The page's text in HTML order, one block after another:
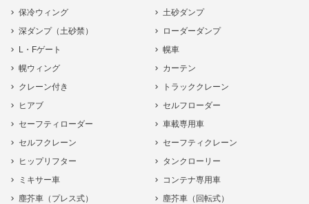
保冷ウィング
土砂ダンプ
深ダンプ（土砂禁）
ローダーダンプ
L・Fゲート
幌車
幌ウィング
カーテン
クレーン付き
トラッククレーン
ヒアブ
セルフローダー
セーフティローダー
車載専用車
セルフクレーン
セーフティクレーン
ヒップリフター
タンクローリー
ミキサー車
コンテナ専用車
塵芥車（プレス式）
塵芥車（回転式）